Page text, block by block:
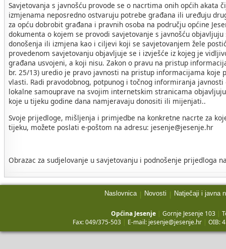
Savjetovanja s javnošću provode se o nacrtima onih općih akata
izmjenama neposredno ostvaruju potrebe građana ili uređuju
za opću dobrobit građana i pravnih osoba na području općine
dokumenta o kojem se provodi savjetovanje s javnošću objavljuju
donošenja ili izmjena kao i ciljevi koji se savjetovanjem žele
provedenom savjetovanju objavljuje se i izvješće iz kojeg je
građana usvojeni, a koji nisu. Zakon o pravu na pristup
br. 25/13) uredio je pravo javnosti na pristup informacijama koje
vlasti. Radi pravodobnog, potpunog i točnog informiranja
lokalne samouprave na svojim internetskim stranicama
koje u tijeku godine dana namjeravaju donositi ili mijenjati..
Svoje prijedloge, mišljenja i primjedbe na konkretne nacrte za
tijeku, možete poslati e-poštom na adresu: jesenje@jesenje.hr
Obrazac za sudjelovanje u savjetovanju i podnošenje prijedloga
Naslovnica | Novosti | Natječaji i javna
Općina Jesenje | Gornje Jesenje 103 |
Fax: 049/375-503 | E-mail: jesenje@jesenje.hr | OIB: